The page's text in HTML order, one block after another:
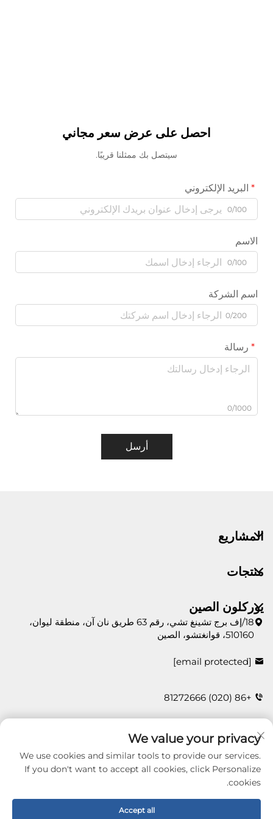
احصل على عرض سعر مجاني
سيتصل بك ممثلنا قريبًا.
البريد الإلكتروني
0/100
الاسم
0/100
اسم الشركة
0/200
رسالة
0/1000
أرسل
المشاريع
منتجات
يوركلون الصين
18/إف برج تشينغ تشي، رقم 63 طريق نان آن، منطقة ليوان،
510160، قوانغتشو، الصين
[email protected]
+86 (020) 81272666
اتصل بنا
Copyright © 2026 Guangzhou Yorklon Wallcoverings
Limited. All right reserved -
We value your privacy
We use cookies and similar tools to provide our services.
If you don't want to accept all cookies, click Personalize
cookies.
Accept all